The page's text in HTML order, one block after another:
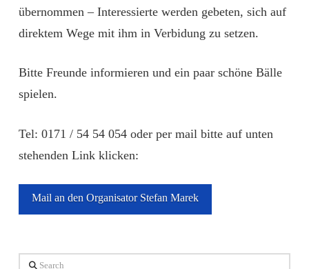
übernommen – Interessierte werden gebeten, sich auf
direktem Wege mit ihm in Verbidung zu setzen.
Bitte Freunde informieren und ein paar schöne Bälle
spielen.
Tel: 0171 / 54 54 054 oder per mail bitte auf unten
stehenden Link klicken:
Mail an den Organisator Stefan Marek
Search